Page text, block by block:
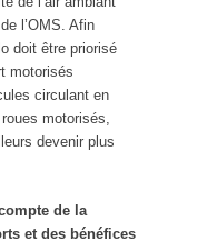
l’OMS. Afin
doit être priorisé
motorisés
circulant en
motorisés,
devenir plus
de la
et des bénéfices